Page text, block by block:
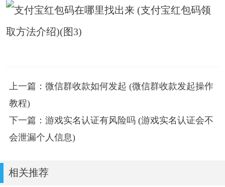
上一篇：微信群收款如何发起 (微信群收款发起操作
教程)
下一篇：游戏实名认证有风险吗 (游戏实名认证会不
会泄漏个人信息)
相关推荐